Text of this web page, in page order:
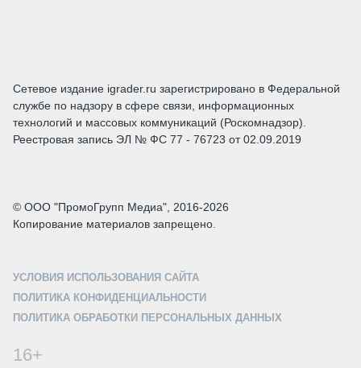
Сетевое издание igrader.ru зарегистрировано в Федеральной
службе по надзору в сфере связи, информационных
технологий и массовых коммуникаций (Роскомнадзор).
Реестровая запись ЭЛ № ФС 77 - 76723 от 02.09.2019
© ООО "ПромоГрупп Медиа", 2016-2026
Копирование материалов запрещено.
УСЛОВИЯ ИСПОЛЬЗОВАНИЯ САЙТА
ПОЛИТИКА КОНФИДЕНЦИАЛЬНОСТИ
ПОЛИТИКА ОБРАБОТКИ ПЕРСОНАЛЬНЫХ ДАННЫХ
16+